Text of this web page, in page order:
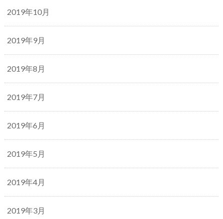
2019年10月
2019年9月
2019年8月
2019年7月
2019年6月
2019年5月
2019年4月
2019年3月